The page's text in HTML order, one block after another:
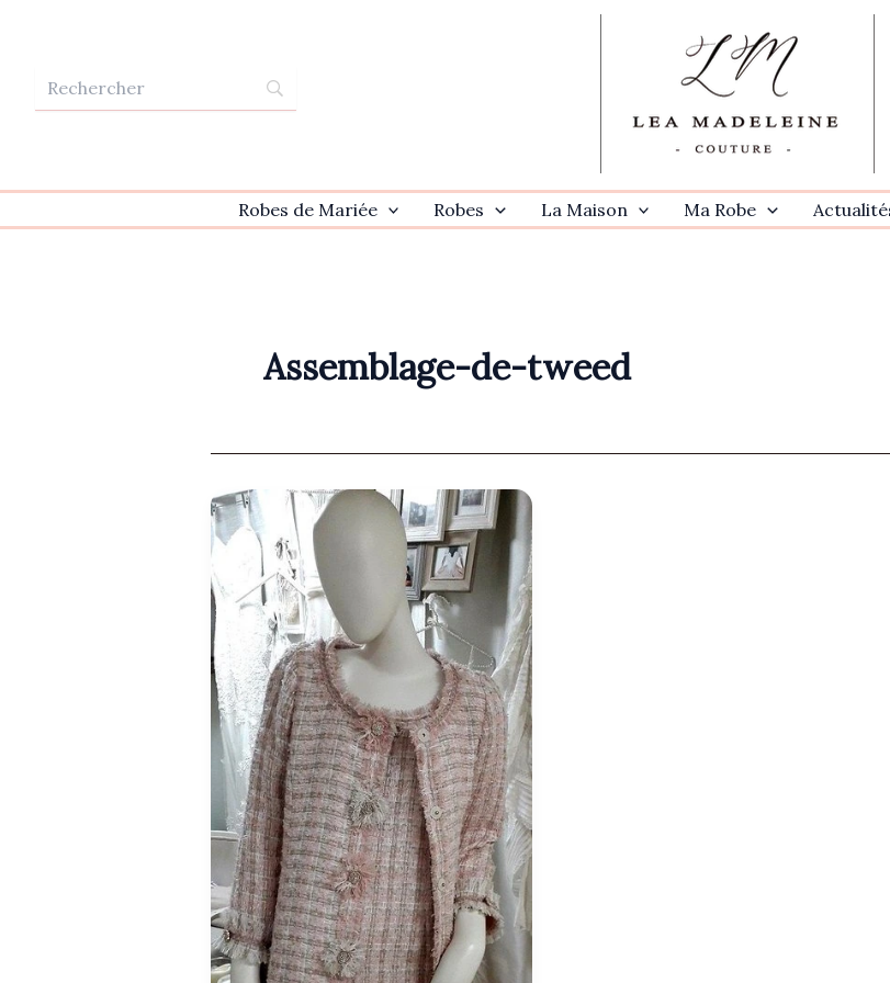
Robes de Mariée Robes La Maison Ma Robe
Assemblage-de-tweed